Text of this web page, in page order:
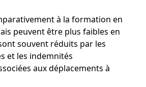
à la formation en
peuvent être plus faibles en
souvent réduits par les
et les indemnités
aux déplacements à